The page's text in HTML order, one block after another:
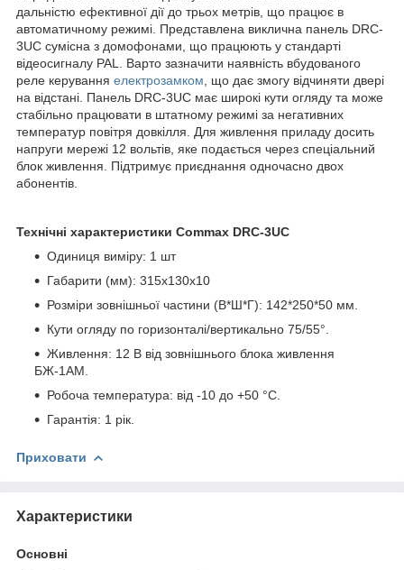
дальністю ефективної дії до трьох метрів, що працює в
автоматичному режимі. Представлена виклична панель DRC-
3UC сумісна з домофонами, що працюють у стандарті
відеосигналу PAL. Варто зазначити наявність вбудованого
реле керування електрозамком , що дає змогу відчиняти двері
на відстані. Панель DRC-3UC має широкі кути огляду та може
стабільно працювати в штатному режимі за негативних
температур повітря довкілля. Для живлення приладу досить
напруги мережі 12 вольтів, яке подається через спеціальний
блок живлення. Підтримує приєднання одночасно двох
абонентів.
Технічні характеристики Commax DRC-3UC
Одиниця виміру: 1 шт
Габарити (мм): 315x130x10
Розміри зовнішньої частини (В*Ш*Г): 142*250*50 мм.
Кути огляду по горизонталі/вертикально 75/55°.
Живлення: 12 В від зовнішнього блока живлення
БЖ-1АМ.
Робоча температура: від -10 до +50 °C.
Гарантія: 1 рік.
Приховати
Характеристики
Основні